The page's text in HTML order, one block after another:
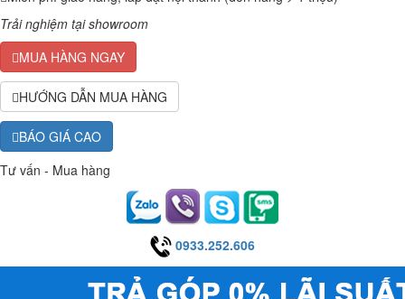
Trải nghiệm tại showroom
MUA HÀNG NGAY
HƯỚNG DẪN MUA HÀNG
BÁO GIÁ CAO
Tư vấn - Mua hàng
0933.252.606